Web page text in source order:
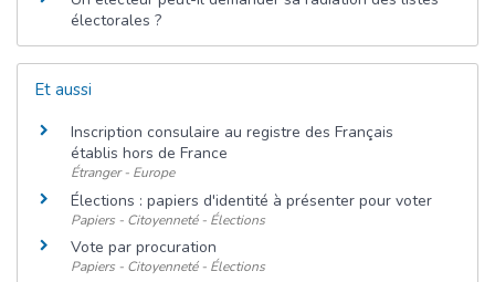
électorales ?
Et aussi
Inscription consulaire au registre des Français
établis hors de France
Étranger - Europe
Élections : papiers d'identité à présenter pour voter
Papiers - Citoyenneté - Élections
Vote par procuration
Papiers - Citoyenneté - Élections